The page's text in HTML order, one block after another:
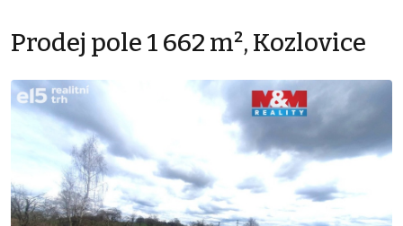
Prodej pole 1 662 m², Kozlovice